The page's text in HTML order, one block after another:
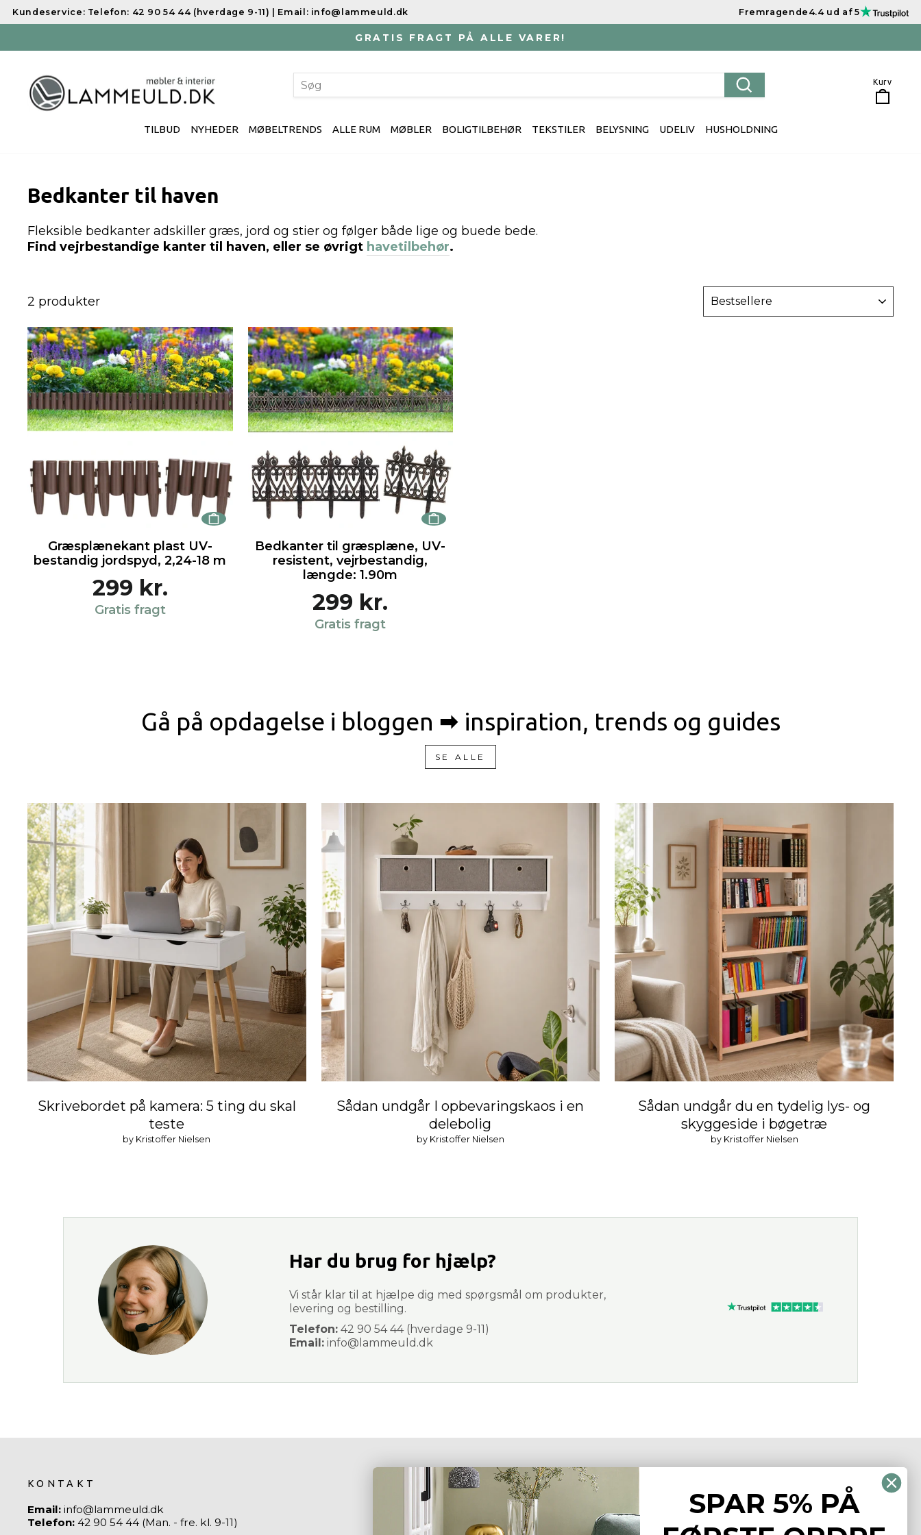
Spring
til
Kundeservice: Telefon: 42 90 54 44 (hverdage 9-11) | Email: info@lammeuld.dk Fremragende 4.4 ud af 5
Sæt
pause
GRATIS FRAGT PÅ ALLE VARER!
Kurv
TILBUD NYHEDER MØBELTRENDS ALLE RUM MØBLER BOLIGTILBEHØR TEKSTILER BELYSNING UDELIV HUSHOLDNING
SEARCH
Søg
Bedkanter til haven
Fleksible bedkanter adskiller græs, jord og stier og følger både lige og buede bede.
Find vejrbestandige kanter til haven, eller se øvrigt havetilbehør.
2 produkter
Græsplænekant plast UV-
bestandig jordspyd, 2,24-18 m
299 kr.
Gratis fragt
Bedkanter til græsplæne, UV-
resistent, vejrbestandig,
længde: 1.90m
299 kr.
Gratis fragt
Gå på opdagelse i bloggen 🠮 inspiration, trends og guides
SE ALLE
Skrivebordet på kamera: 5 ting du skal
teste
by Kristoffer Nielsen
Sådan undgår I opbevaringskaos i en
delebolig
by Kristoffer Nielsen
Sådan undgår du en tydelig lys- og
skyggeside i bøgetræ
by Kristoffer Nielsen
Har du brug for hjælp?
Vi står klar til at hjælpe dig med spørgsmål om produkter,
levering og bestilling.
Telefon: 42 90 54 44 (hverdage 9-11)
Email: info@lammeuld.dk
KONTAKT
Email: info@lammeuld.dk
Telefon: 42 90 54 44 (Man. - fre. kl. 9-11)
OM LAMMEULD APS
Kundeservice
SPAR 5% PÅ